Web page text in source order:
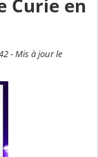
Curie en
- Mis à jour le